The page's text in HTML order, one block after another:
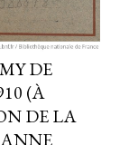
DE
(À
DE LA